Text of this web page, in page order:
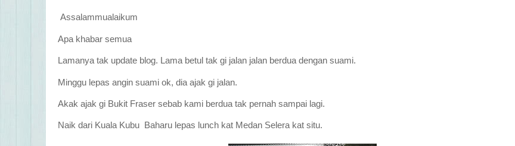
Assalammualaikum
Apa khabar semua
Lamanya tak update blog. Lama betul tak gi jalan jalan berdua dengan suami.
Minggu lepas angin suami ok, dia ajak gi jalan.
Akak ajak gi Bukit Fraser sebab kami berdua tak pernah sampai lagi.
Naik dari Kuala Kubu Baharu lepas lunch kat Medan Selera kat situ.